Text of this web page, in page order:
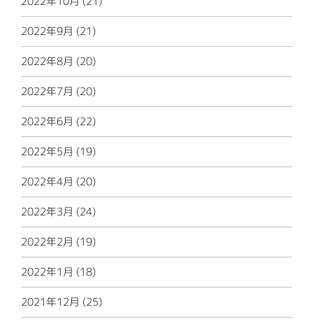
2022年9月 (21)
2022年8月 (20)
2022年7月 (20)
2022年6月 (22)
2022年5月 (19)
2022年4月 (20)
2022年3月 (24)
2022年2月 (19)
2022年1月 (18)
2021年12月 (25)